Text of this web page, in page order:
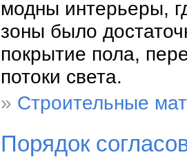
модны интерьеры,
зоны было
покрытие пола,
потоки света.
» Строительные
Порядок